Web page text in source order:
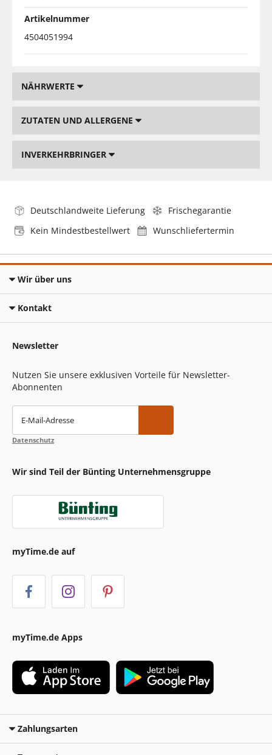
Artikelnummer
4504051994
NÄHRWERTE
ZUTATEN UND ALLERGENE
INVERKEHRBRINGER
Deutschlandweite Lieferung
Frischegarantie
Kein Mindestbestellwert
Wunschliefertermin
Wir über uns
Kontakt
Newsletter
Nutzen Sie unsere exklusiven Vorteile für Newsletter-
Abonnenten
E-Mail-Adresse
Datenschutz
Wir sind Teil der Bünting Unternehmensgruppe
myTime.de auf
myTime.de Apps
Zahlungsarten